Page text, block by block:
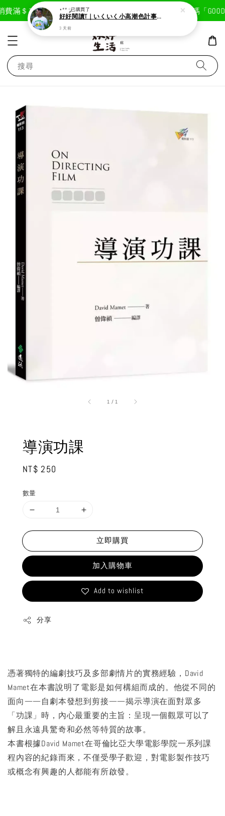
滿＄1800免運費 現在去購物！ 首次註冊輸入折扣碼「
搜尋
1 / 1
導演功課
Regular
NT$ 250
數量
立即購買
加入購物車
Add to wishlist
分享
憑著獨特的編劇技巧及多部劇情片的實務經驗，David
Mamet在本書說明了電影是如何構組而成的。他從不同的
面向——自劇本發想到剪接——揭示導演在面對眾多
「功課」時，內心最重要的主旨：呈現一個觀眾可以了
解且永遠具驚奇和必然等特質的故事。
本書根據David Mamet在哥倫比亞大學電影學院一系列課
程內容的紀錄而來，不僅受學子歡迎，對電影製作技巧
或概念有興趣的人都能有所啟發。
⋆** ༘已購買了
好好閱讀T｜いくいく小高潮色計事務所X好好生活書店聯名款
3 天前